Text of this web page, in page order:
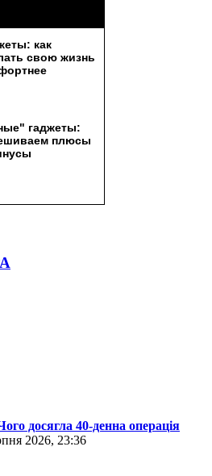
досягла 40-денна операція
2026, 23:36